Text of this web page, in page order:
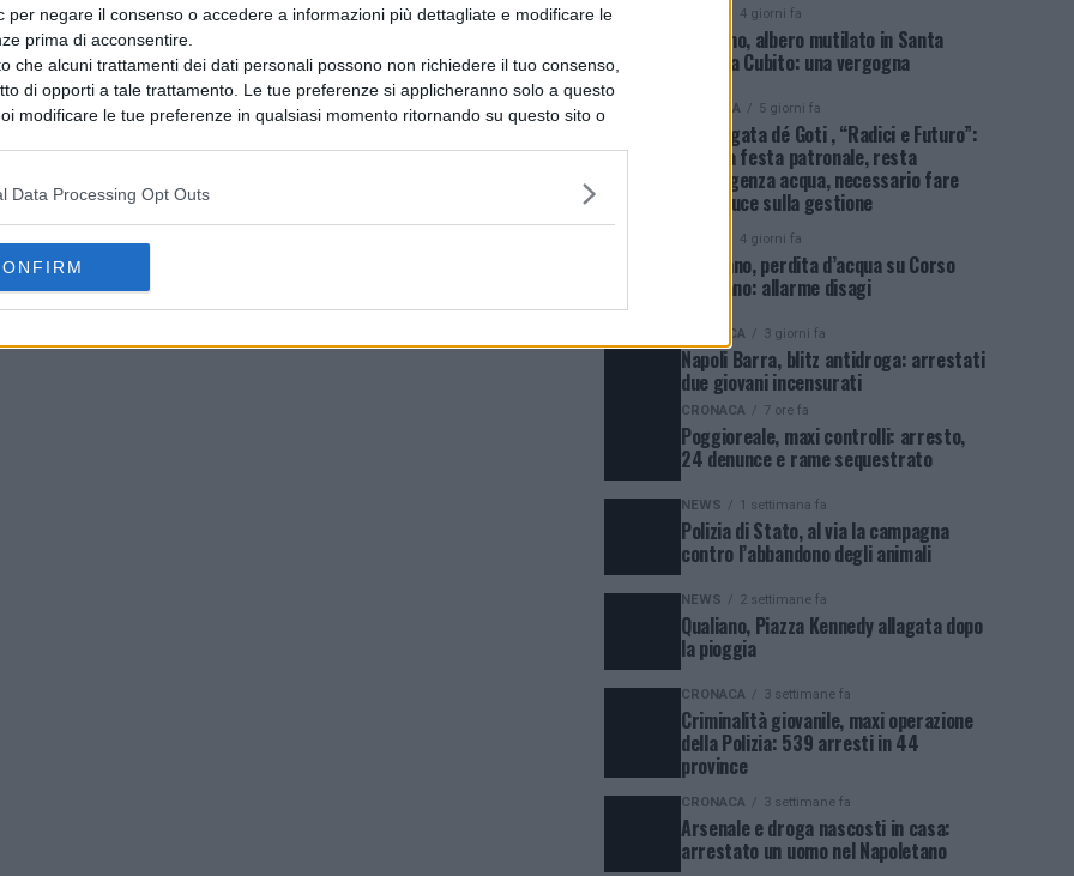
per negare il consenso o accedere a informazioni più dettagliate e modificare le
prima di acconsentire.
che alcuni trattamenti dei dati personali possono non richiedere il tuo consenso,
di opporti a tale trattamento. Le tue preferenze si applicheranno solo a questo
modificare le tue preferenze in qualsiasi momento ritornando su questo sito o
Data Processing Opt Outs
4 giorni fa
Qualiano, albero mutilato in Santa
Maria a Cubito: una vergogna
POLITICA 5 giorni fa
Sant’Agata dé Goti , “Radici e Futuro”:
dopo la festa patronale, resta
l’emergenza acqua, necessario fare
piena luce sulla gestione
4 giorni fa
Giugliano, perdita d’acqua su Corso
Campano: allarme disagi
CRONACA 3 giorni fa
Napoli Barra, blitz antidroga: arrestati
due giovani incensurati
CRONACA 7 ore fa
Poggioreale, maxi controlli: arresto,
24 denunce e rame sequestrato
NEWS 1 settimana fa
Polizia di Stato, al via la campagna
contro l’abbandono degli animali
NEWS 2 settimane fa
Qualiano, Piazza Kennedy allagata dopo
la pioggia
CRONACA 3 settimane fa
Criminalità giovanile, maxi operazione
della Polizia: 539 arresti in 44
province
CRONACA 3 settimane fa
Arsenale e droga nascosti in casa:
arrestato un uomo nel Napoletano